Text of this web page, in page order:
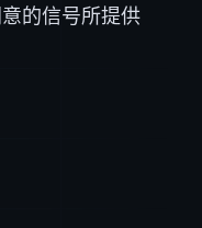
的信号所提供